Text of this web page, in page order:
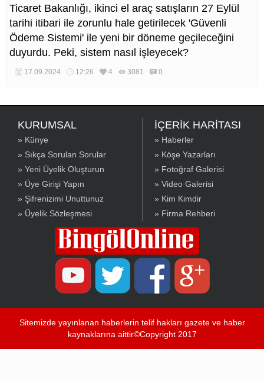
Ticaret Bakanlığı, ikinci el araç satışların 27 Eylül
tarihi itibari ile zorunlu hale getirilecek 'Güvenli
Ödeme Sistemi' ile yeni bir döneme geçileceğini
duyurdu. Peki, sistem nasıl işleyecek?
17.09.2024 12:26 4 3081 0
KURUMSAL
» Künye
» Sıkça Sorulan Sorular
» Yeni Üyelik Oluşturun
» Üye Girişi Yapın
» Şifrenizimi Unuttunuz
» Üyelik Sözleşmesi
İÇERİK HARİTASI
» Haberler
» Köşe Yazarları
» Fotoğraf Galerisi
» Video Galerisi
» Kim Kimdir
» Firma Rehberi
Sitemizde yayınlanan haberlerin telif hakları gazete ve haber
kaynaklarına aittir©Copyright 2017